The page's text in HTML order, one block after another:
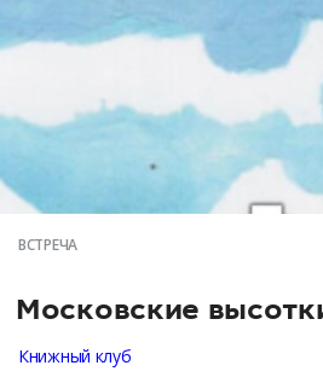
ВСТРЕЧА
Московские
Книжный клуб